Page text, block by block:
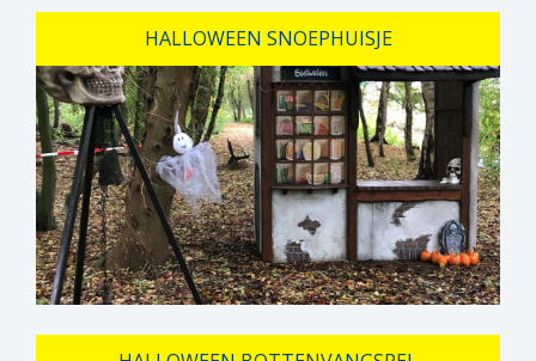
HALLOWEEN SNOEPHUISJE